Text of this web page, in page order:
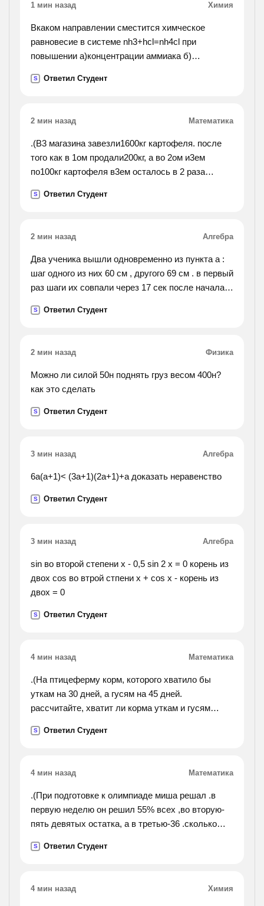
1 мин назад Химия
Вкаком направлении сместится химческое
равновесие в системе nh3+hcl=nh4cl при
повышении а)концентрации аммиака б)
S Ответил Студент
2 мин назад Математика
.(В3 магазина завезли1600кг картофеля. после
того как в 1ом продали200кг, а во 2ом и3ем
по100кг картофеля в3ем осталось в 2 раза
было в каждом магазине.).
S Ответил Студент
2 мин назад Алгебра
Два ученика вышли одновременно из пункта а :
шаг одного из них 60 см , другого 69 см . в первый
раз шаги их совпали через 17 сек после начала
совпали в первый раз в пункте в. определите
S Ответил Студент
2 мин назад Физика
Можно ли силой 50н поднять груз весом 400н?
как это сделать
S Ответил Студент
3 мин назад Алгебра
6а(а+1)< (3а+1)(2а+1)+а доказать неравенство
S Ответил Студент
3 мин назад Алгебра
sin во второй степени х - 0,5 sin 2 х = 0 корень из
двох cos во втрой стпени x + cos x - корень из
двох = 0
S Ответил Студент
4 мин назад Математика
.(На птицеферму корм, которого хватило бы
уткам на 30 дней, а гусям на 45 дней.
рассчитайте, хватит ли корма уткам и гусям
S Ответил Студент
4 мин назад Математика
.(При подготовке к олимпиаде миша решал .в
первую неделю он решил 55% всех ,во вторую-
пять девятых остатка, а в третью-36 .сколько
S Ответил Студент
4 мин назад Химия